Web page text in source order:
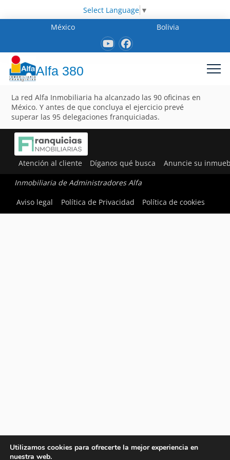
Select Language ▼
México
Bolivia
Alfa 380
La red Alfa Inmobiliaria ha alcanzado las 90 oficinas en
México. Y antes de que concluya el ejercicio prevé
superar las 95 delegaciones franquiciadas.
Atención al cliente Díganos qué busca Anuncie su
Inmobiliaria de Administradores Alfa
Aviso legal
Política de Privacidad Política de cookies
Utilizamos cookies para ofrecerte la mejor experiencia en
nuestra web.